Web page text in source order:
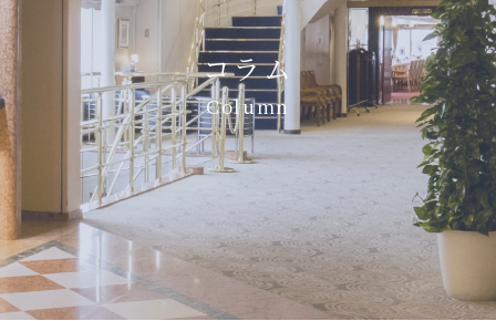
クルージングプラン
Plan
個室貸切・チャーター
Charter
ウェディング
Wedding
船・航路について
Ship
コラム
Column